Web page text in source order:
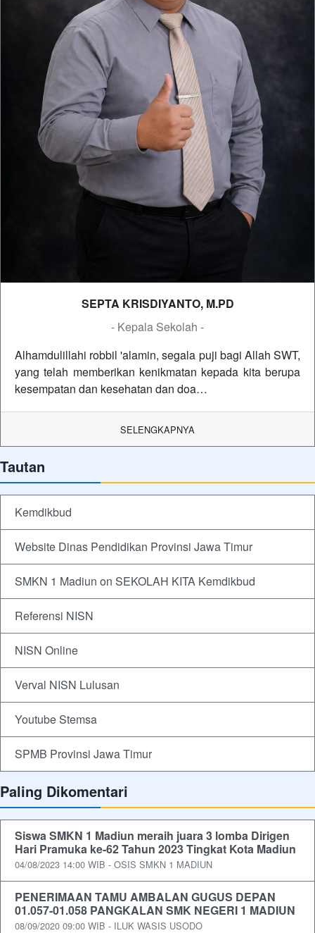
SEPTA KRISDIYANTO, M.PD
- Kepala Sekolah -
Alhamdulillahi robbil 'alamin, segala puji bagi Allah SWT,
yang telah memberikan kenikmatan kepada kita berupa
kesempatan dan kesehatan dan doa…
SELENGKAPNYA
Tautan
Kemdikbud
Website Dinas Pendidikan Provinsi Jawa Timur
SMKN 1 Madiun on SEKOLAH KITA Kemdikbud
Referensi NISN
NISN Online
Verval NISN Lulusan
Youtube Stemsa
SPMB Provinsi Jawa Timur
Paling Dikomentari
Siswa SMKN 1 Madiun meraih juara 3 lomba Dirigen
Hari Pramuka ke-62 Tahun 2023 Tingkat Kota Madiun
04/08/2023 14:00 WIB - OSIS SMKN 1 MADIUN
PENERIMAAN TAMU AMBALAN GUGUS DEPAN
01.057-01.058 PANGKALAN SMK NEGERI 1 MADIUN
08/09/2020 09:00 WIB - ILUK WASIS USODO